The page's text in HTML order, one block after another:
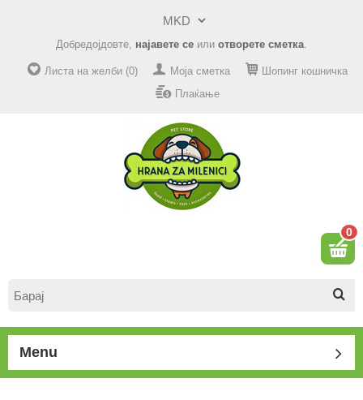
Добредојдовте, најавете се или отворете сметка.
Листа на желби (0) Моја сметка
Шопинг кошничка
Плаќање
0
Menu